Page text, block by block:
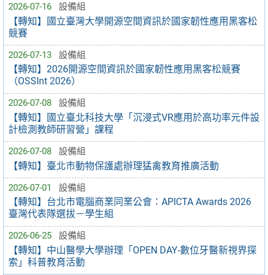
2026-07-16 設備組
【轉知】國立臺灣大學開源空間資訊於國家韌性應用黑客松
競賽
2026-07-13 設備組
【轉知】2026開源空間資訊於國家韌性應用黑客松競賽
（OSSInt 2026）
2026-07-08 設備組
【轉知】國立臺北科技大學「沉浸式VR應用於高功率元件設
計檢測教師研習營」課程
2026-07-08 設備組
【轉知】臺北市動物保護處辦理猛禽教育推廣活動
2026-07-01 設備組
【轉知】台北市電腦商業同業公會：APICTA Awards 2026
臺灣代表隊選拔－學生組
2026-06-25 設備組
【轉知】中山醫學大學辦理「OPEN DAY-數位牙醫新視界探
索」科普教育活動